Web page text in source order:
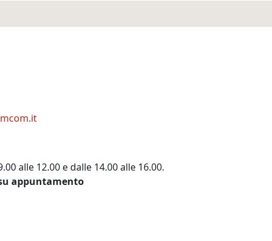
alle 12.00 e dalle 14.00 alle 16.00.
appuntamento